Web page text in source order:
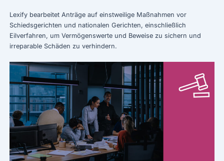
Lexify bearbeitet Anträge auf einstweilige Maßnahmen vor
Schiedsgerichten und nationalen Gerichten, einschließlich
Eilverfahren, um Vermögenswerte und Beweise zu sichern und
irreparable Schäden zu verhindern.